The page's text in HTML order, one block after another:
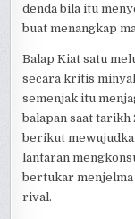
denda bila itu
buat menangkap
Balap Kiat satu
secara kritis
semenjak itu
balapan saat tarikh
berikut
lantaran
bertukar
rival.